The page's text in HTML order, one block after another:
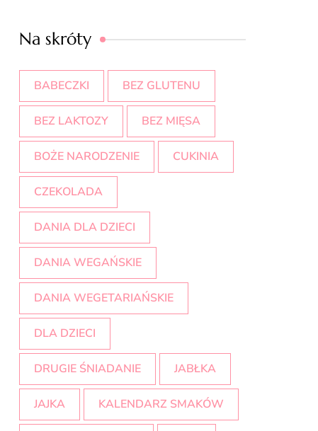
Na skróty
BABECZKI BEZ GLUTENU
BEZ LAKTOZY BEZ MIĘSA
BOŻE NARODZENIE CUKINIA
CZEKOLADA
DANIA DLA DZIECI
DANIA WEGAŃSKIE
DANIA WEGETARIAŃSKIE
DLA DZIECI
DRUGIE ŚNIADANIE JABŁKA
JAJKA KALENDARZ SMAKÓW